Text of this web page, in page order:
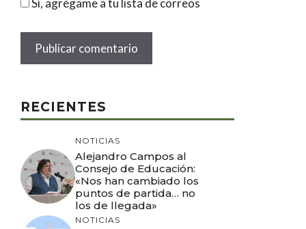
Sí, agrégame a tu lista de correos
RECIENTES
NOTICIAS
Alejandro Campos al
Consejo de Educación:
«Nos han cambiado los
puntos de partida… no
los de llegada»
NOTICIAS